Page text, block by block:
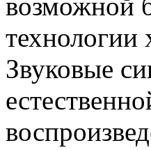
технологии
Звуковые